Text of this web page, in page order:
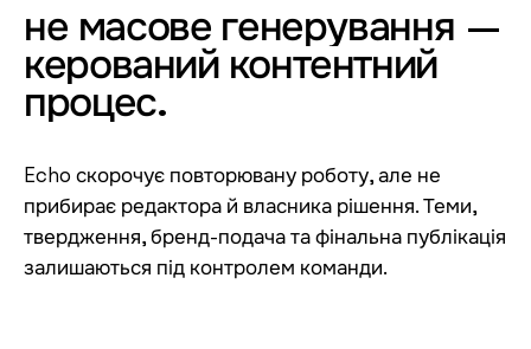
не масове генерування —
керований контентний
процес.
Echo скорочує повторювану роботу, але не
прибирає редактора й власника рішення. Теми,
твердження, бренд-подача та фінальна публікація
залишаються під контролем команди.